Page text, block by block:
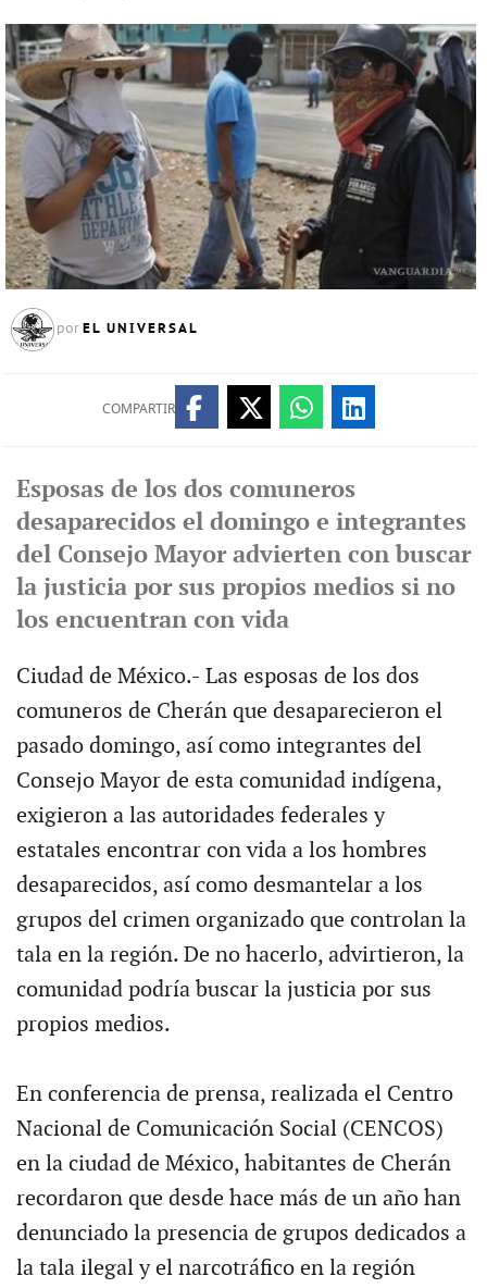
por EL UNIVERSAL
COMPARTIR
Esposas de los dos comuneros
desaparecidos el domingo e integrantes
del Consejo Mayor advierten con buscar
la justicia por sus propios medios si no
los encuentran con vida
Ciudad de México.- Las esposas de los dos
comuneros de Cherán que desaparecieron el
pasado domingo, así como integrantes del
Consejo Mayor de esta comunidad indígena,
exigieron a las autoridades federales y
estatales encontrar con vida a los hombres
desaparecidos, así como desmantelar a los
grupos del crimen organizado que controlan la
tala en la región. De no hacerlo, advirtieron, la
comunidad podría buscar la justicia por sus
propios medios.
En conferencia de prensa, realizada el Centro
Nacional de Comunicación Social (CENCOS)
en la ciudad de México, habitantes de Cherán
recordaron que desde hace más de un año han
denunciado la presencia de grupos dedicados a
la tala ilegal y el narcotráfico en la región